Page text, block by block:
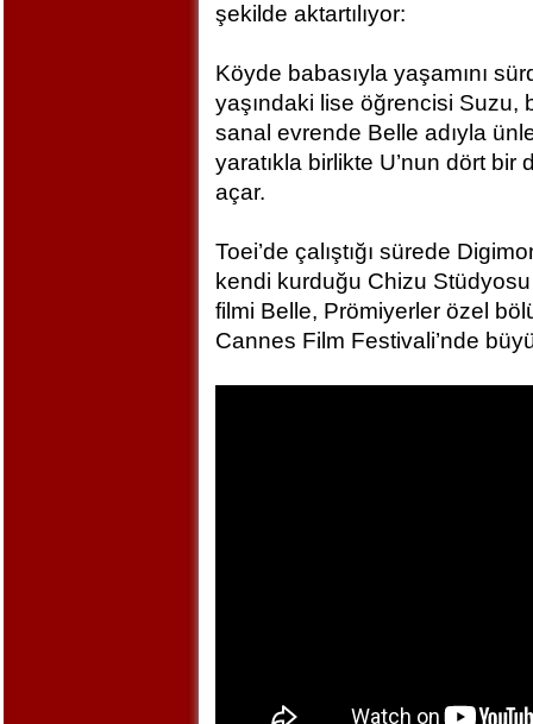
şekilde aktartılıyor:
Köyde babasıyla yaşamını
yaşındaki lise öğrencisi Suzu,
sanal evrende Belle adıyla
yaratıkla birlikte U’nun dört
açar.
Toei’de çalıştığı sürede
kendi kurduğu Chizu
filmi Belle, Prömiyerler özel
Cannes Film Festivali’nde